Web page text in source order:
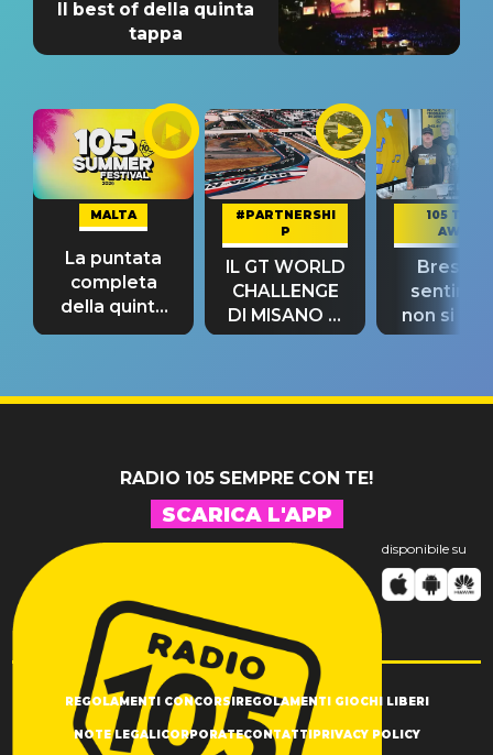
Il best of della quinta
tappa
MALTA
La puntata
completa
della quinta
tappa
#PARTNERSHI
P
IL GT WORLD
CHALLENGE
DI MISANO si
riconferma
105 TAKE
AWAY
Bresh:
non si
fino alla
RADIO 105 SEMPRE CON TE!
SCARICA L'APP
disponibile su
REGOLAMENTI CONCORSIREGOLAMENTI GIOCHI LIBERI
NOTE LEGALICORPORATECONTATTIPRIVACY POLICY